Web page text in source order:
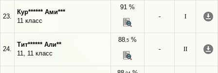
23.
Кур****** Ами***
11 класс
91 %
-
I
24.
Тит****** Али**
11, 11 класс
88,5 %
-
II